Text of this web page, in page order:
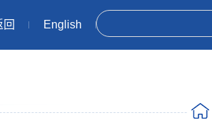
回 English